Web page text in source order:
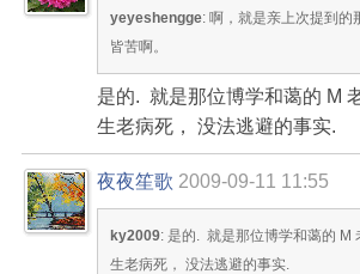
yeyeshengge: 啊，就是亲上次提到
皆苦啊。
是的. 就是那位博学和蔼的 M
生老病死， 没法逃避的事实.
夜夜笙歌 2009-09-11 11:55
ky2009: 是的. 就是那位博学和蔼的 M
生老病死， 没法逃避的事实.